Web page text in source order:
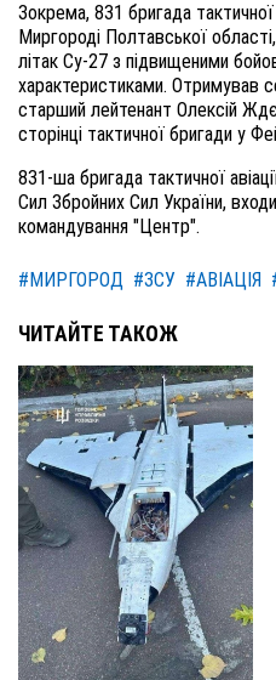
Зокрема, 831 бригада тактичної
Миргороді Полтавської
літак Су-27 з підвищеними
характеристиками. Отримував
старший лейтенант Олексій
сторінці тактичної бригади у
831-ша бригада тактичної
Сил Збройних Сил України,
командування "Центр".
#МИРГОРОД #ЗСУ #АВІАЦІЯ
ЧИТАЙТЕ ТАКОЖ